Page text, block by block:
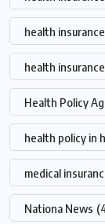
health
health
Health Policy
health policy in
medical
Nationa News